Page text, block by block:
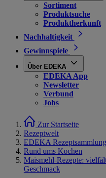
Sortiment
Produktsuche
Produktherkunft
Nachhaltigkeit
Gewinnspiele
Über EDEKA
EDEKA App
Newsletter
Verbund
Jobs
Zur Startseite
Rezeptwelt
EDEKA
Rund ums Kochen
Maismehl-Rezepte:
Geschmack